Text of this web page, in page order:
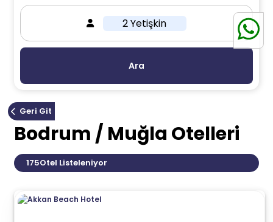
2 Yetişkin
Ara
Geri Git
Bodrum / Muğla Otelleri
175Otel Listeleniyor